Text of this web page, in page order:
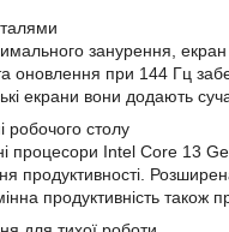
занурення,
оновлення при 144 Гц
екрани вони додають
робочого столу
процесори Intel Core 13
продуктивності.
продуктивність